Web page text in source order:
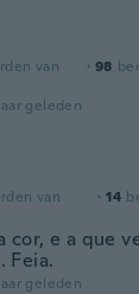
van
· 98
geleden
van
· 14
cor, e a que
Feia.
geleden